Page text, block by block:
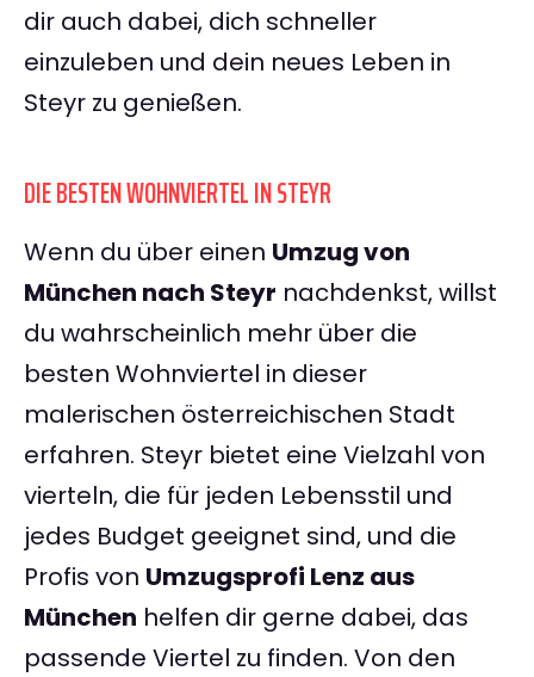
dir auch dabei, dich schneller
einzuleben und dein neues Leben in
Steyr zu genießen.
DIE BESTEN WOHNVIERTEL IN STEYR
Wenn du über einen Umzug von
München nach Steyr nachdenkst, willst
du wahrscheinlich mehr über die
besten Wohnviertel in dieser
malerischen österreichischen Stadt
erfahren. Steyr bietet eine Vielzahl von
vierteln, die für jeden Lebensstil und
jedes Budget geeignet sind, und die
Profis von Umzugsprofi Lenz aus
München helfen dir gerne dabei, das
passende Viertel zu finden. Von den